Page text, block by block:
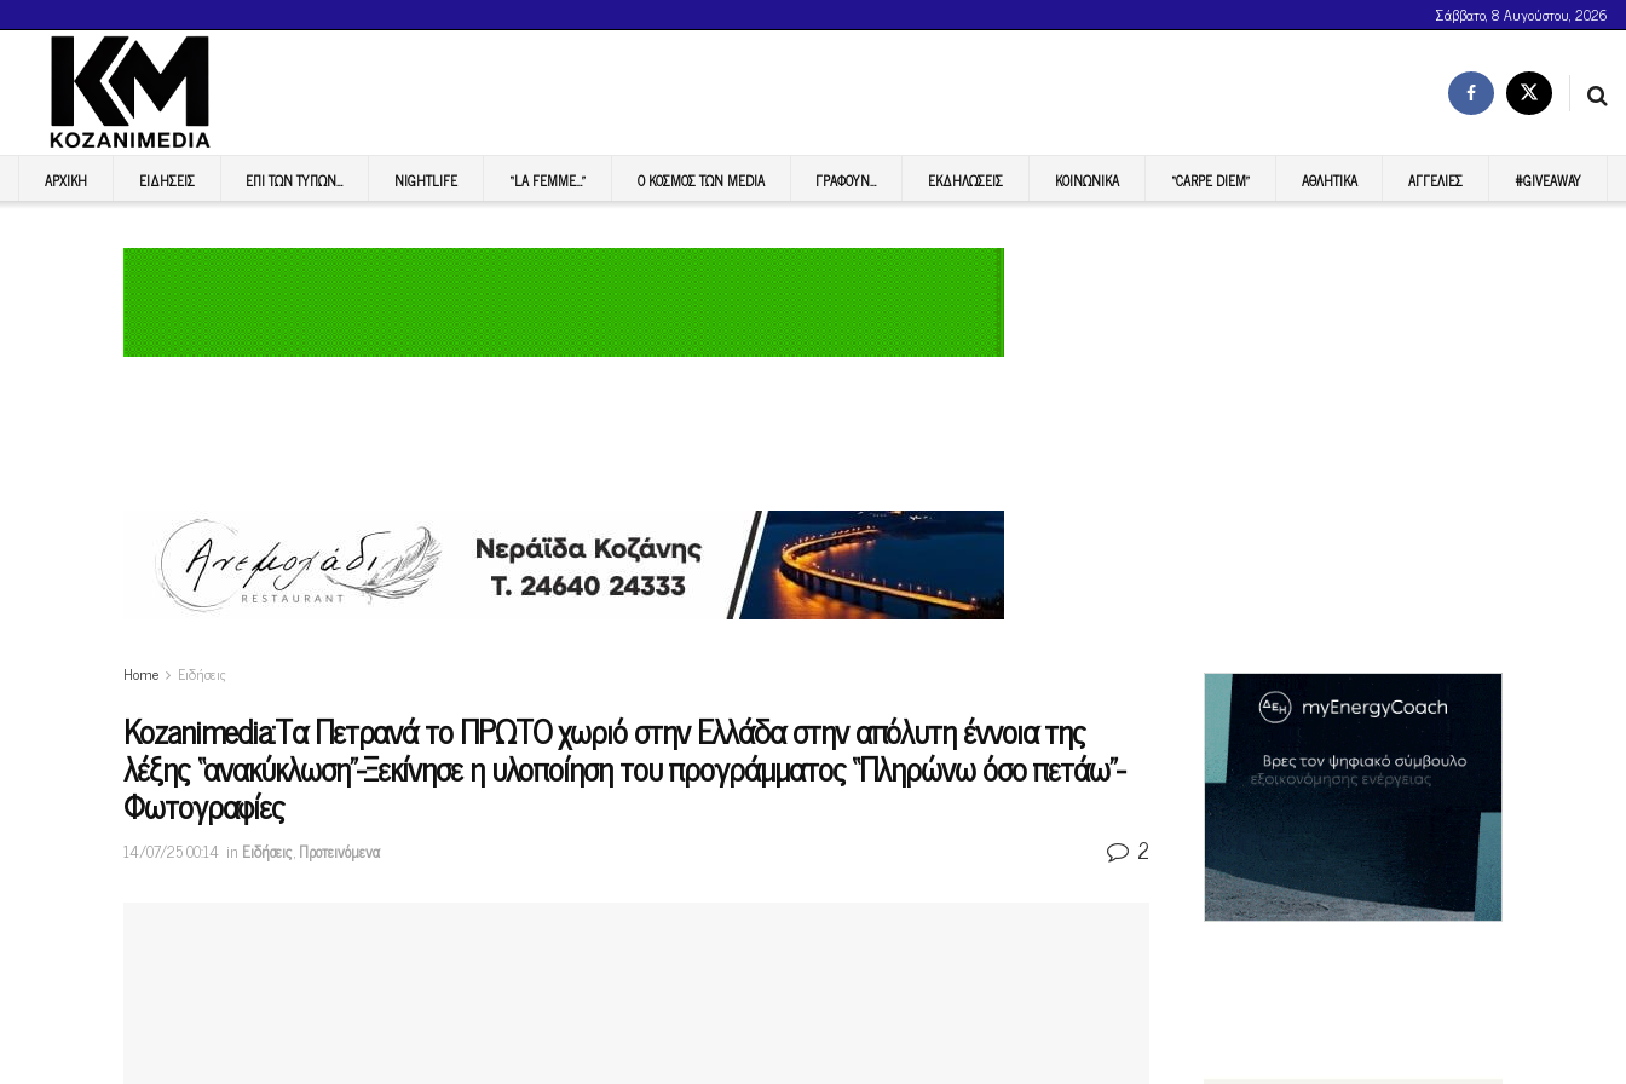
Σάββατο, 8 Αυγούστου, 2026
ΑΡΧΙΚΉ ΕΙΔΉΣΕΙΣ ΕΠI ΤΩΝ ΤΥΠΩΝ… NIGHTLIFE “LA FEMME…” Ο ΚΟΣΜΟΣ ΤΩΝ MEDIA ΓΡΆΦΟΥΝ… ΕΚΔΗΛΏΣΕΙΣ ΚΟΙΝΩΝΙΚΆ “CARPE DIEM” ΑΘΛΗΤΙΚΆ ΑΓΓΕΛΊΕΣ #GIVEAWAY
Home Ειδήσεις
Kozanimedia:Τα Πετρανά το ΠΡΩΤΟ χωριό στην Ελλάδα στην απόλυτη έννοια της
λέξης “ανακύκλωση”-Ξεκίνησε η υλοποίηση του προγράμματος “Πληρώνω όσο πετάω”-
Φωτογραφίες
14/07/25 00:14 in Ειδήσεις,Προτεινόμενα 2